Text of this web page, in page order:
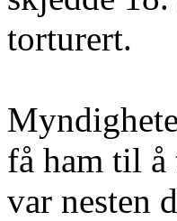
torturert.
få ham til å
var nesten